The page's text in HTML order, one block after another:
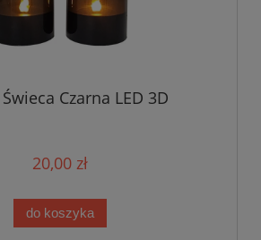
Czarna LED 3D
20,00 zł
do koszyka